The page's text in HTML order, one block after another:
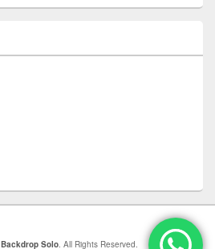
Backdrop Solo. All Rights Reserved.